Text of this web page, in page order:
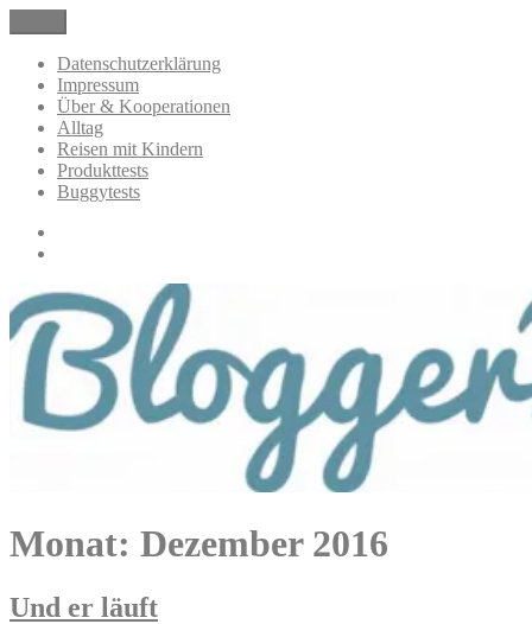
Inhalt
springen
BloggerMumOf3Boys Mamablog
Mamablog über das Leben mit drei Kindern mit Produkttests und
Alltagsthemen
Datenschutzerklärung
Impressum
Über & Kooperationen
Alltag
Reisen mit Kindern
Produkttests
Buggytests
Monat: Dezember 2016
Und er läuft